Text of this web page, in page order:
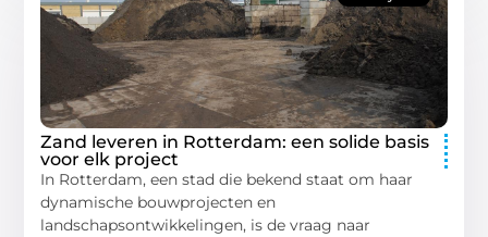
Zand leveren in Rotterdam: een solide basis
voor elk project
In Rotterdam, een stad die bekend staat om haar
dynamische bouwprojecten en
landschapsontwikkelingen, is de vraag naar